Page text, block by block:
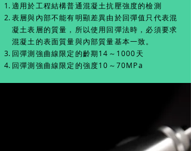
適用於工程結構普通混凝土抗壓強度的檢測
表層與內部不能有明顯差異由於回彈值只代表混
凝土表層的質量，所以使用回彈法時，必須要求
混凝土的表面質量與內部質量基本一致。
回彈測強曲線限定的齡期14～1000天
回彈測強曲線限定的強度10～70MPa